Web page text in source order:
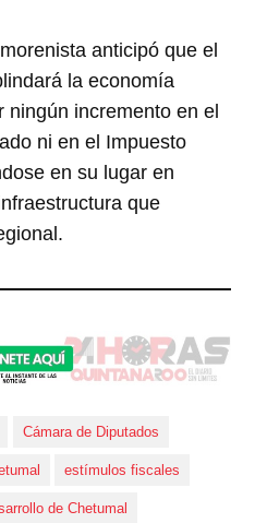
anticipó que el
la economía
incremento en el
ni en el Impuesto
en su lugar en
que
Cámara de Diputados
estímulos fiscales
de Chetumal